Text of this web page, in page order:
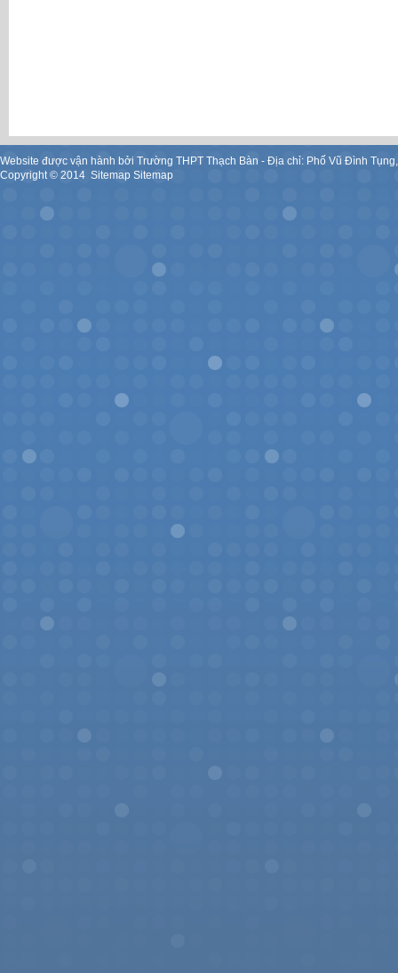
Website được vận hành bởi Trường THPT Thạch Bàn - Địa chỉ: Phố Vũ Đình
Copyright © 2014 Sitemap Sitemap